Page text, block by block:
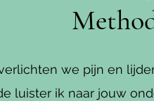
we pijn en
luister ik naar jouw